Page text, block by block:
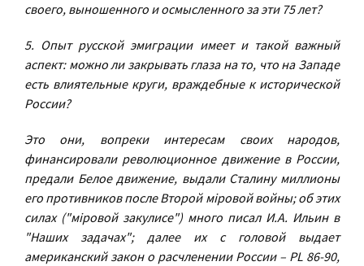
своего, выношенного и осмысленного за эти 75 лет?
5. Опыт русской эмиграции имеет и такой важный
аспект: можно ли закрывать глаза на то, что на Западе
есть влиятельные круги, враждебные к исторической
России?
Это они, вопреки интересам своих народов,
финансировали революционное движение в России,
предали Белое движение, выдали Сталину миллионы
его противников после Второй мiровой войны; об этих
силах ("мiровой закулисе") много писал И.А. Ильин в
"Наших задачах"; далее их с головой выдает
американский закон о расчленении России – PL 86-90,